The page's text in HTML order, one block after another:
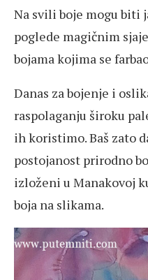
Na svili boje mogu biti
poglede magičnim
bojama kojima se
Danas za bojenje i
raspolaganju široku
ih koristimo. Baš zato
postojanost prirodno
izloženi u Manakovoj
boja na slikama.